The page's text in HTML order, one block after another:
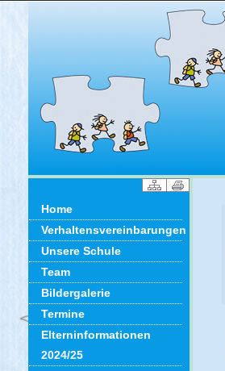
Home
Verhaltensvereinbarungen
Unsere Schule
Team
Bildergalerie
Termine
Elterninformationen
2024/25